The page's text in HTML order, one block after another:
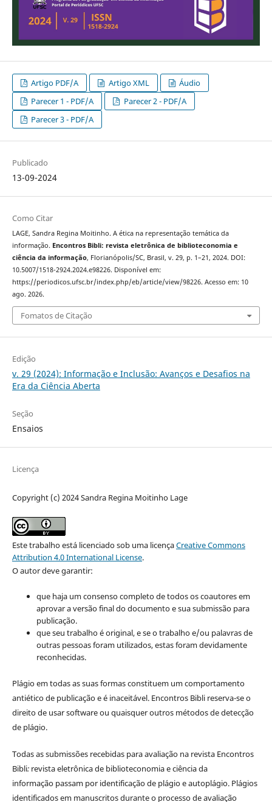
Artigo PDF/A Artigo XML
Áudio
Parecer 1 - PDF/A
Parecer 2 - PDF/A
Parecer 3 - PDF/A
Publicado
13-09-2024
Como Citar
LAGE, Sandra Regina Moitinho. A ética na representação temática da
informação. Encontros Bibli: revista eletrônica de biblioteconomia e
ciência da informação, Florianópolis/SC, Brasil, v. 29, p. 1–21, 2024. DOI:
10.5007/1518-2924.2024.e98226. Disponível em:
https://periodicos.ufsc.br/index.php/eb/article/view/98226. Acesso em: 10
ago. 2026.
Fomatos de Citação
Edição
v. 29 (2024): Informação e Inclusão: Avanços e Desafios na
Era da Ciência Aberta
Seção
Ensaios
Licença
Copyright (c) 2024 Sandra Regina Moitinho Lage
Este trabalho está licenciado sob uma licençaCreative Commons
Attribution 4.0 International License.
O autor deve garantir:
que haja um consenso completo de todos os coautores em
aprovar a versão final do documento e sua submissão para
publicação.
que seu trabalho é original, e se o trabalho e/ou palavras de
outras pessoas foram utilizados, estas foram devidamente
reconhecidas.
Plágio em todas as suas formas constituem um comportamento
antiético de publicação e é inaceitável. Encontros Bibli reserva-se o
direito de usar software ou quaisquer outros métodos de detecção
de plágio.
Todas as submissões recebidas para avaliação na revista Encontros
Bibli: revista eletrônica de biblioteconomia e ciência da
informaçãopassam por identificação de plágio e autoplágio. Plágios
identificados em manuscritos durante o processo de avaliação